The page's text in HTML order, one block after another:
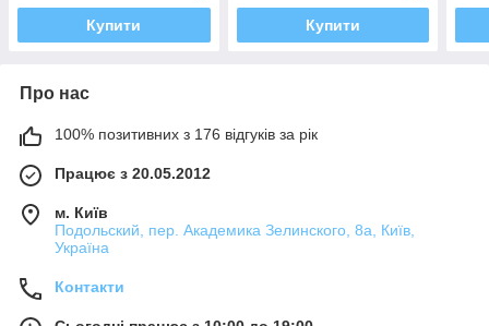
Купити Купити
Про нас
100% позитивних з 176 відгуків за рік
Працює з 20.05.2012
м. Київ
Подольский, пер. Академика Зелинского, 8а, Київ,
Україна
Контакти